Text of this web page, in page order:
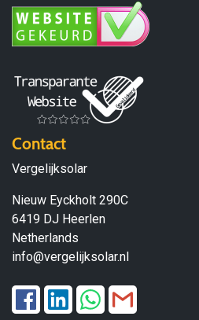
Contact
Vergelijksolar
Nieuw Eyckholt 290C
6419 DJ Heerlen
Netherlands
info@vergelijksolar.nl